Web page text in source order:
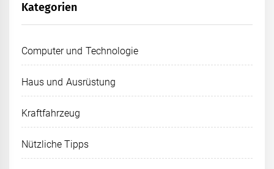
Kategorien
Computer und Technologie
Haus und Ausrüstung
Kraftfahrzeug
Nützliche Tipps